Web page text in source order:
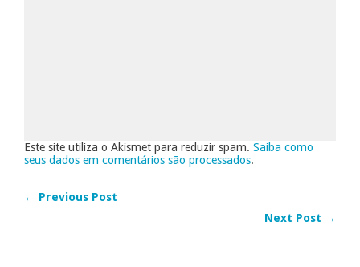
Este site utiliza o Akismet para reduzir spam. Saiba como
seus dados em comentários são processados.
← Previous Post
Next Post →